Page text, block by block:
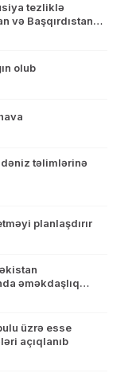
tezliklə
və Başqırdıstan
olub
təlimlərinə
planlaşdırır
əməkdaşlıq
üzrə esse
açıqlanıb